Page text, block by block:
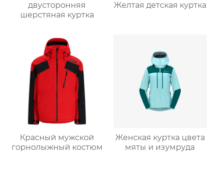
двусторонняя
шерстяная куртка
Желтая детская куртка
Красный мужской
горнолыжный костюм
Женская куртка цвета
мяты и изумруда